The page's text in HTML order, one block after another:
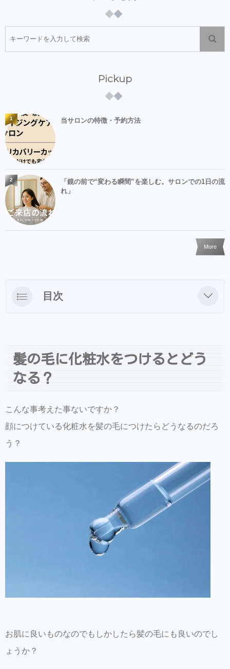
Pickup
当サロンの特徴・予約方法
1
「鏡の前で“変わる瞬間”を楽しむ。サロンでの1日の流
れ」
2
More
目次
にどうぞ
ご来店前のカルテの事前登録が時短でオス
ン【Routine 】メンバー募集中
髪の毛に化粧水をつけるとどう
なる？
こんな事考えた事ないですか？
顔につけている化粧水を髪の毛につけたらどうなるのだろ
う？
お肌に良いものなのでもしかしたら髪の毛にも良いのでし
ょうか？